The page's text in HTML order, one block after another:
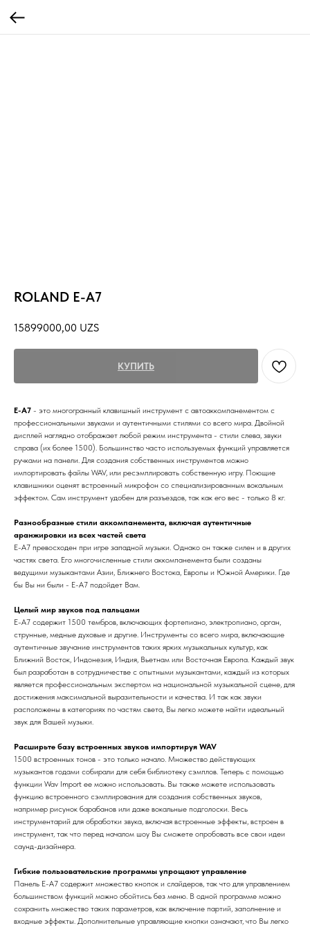
ROLAND E-A7
15899000,00 UZS
КУПИТЬ
E-A7 - это многогранный клавишный инструмент с автоаккомпанементом с
профессиональными звуками и аутентичными стилями со всего мира. Двойной
дисплей наглядно отображает любой режим инструмента - стили слева, звуки
справа (их более 1500). Большинство часто используемых функций управляется
ручками на панели. Для создания собственных инструментов можно
импортировать файлы WAV, или ресэмплировать собственную игру. Поющие
клавишники оценят встроенный микрофон со специализированным вокальным
эффектом. Сам инструмент удобен для разъездов, так как его вес - только 8 кг.
Разнообразные стили аккомпанемента, включая аутентичные
аранжировки из всех частей света
E-A7 превосходен при игре западной музыки. Однако он также силен и в других
частях света. Его многочисленные стили аккомпанемента были созданы
ведущими музыкантами Азии, Ближнего Востока, Европы и Южной Америки. Где
бы Вы ни были - E-A7 подойдет Вам.
Целый мир звуков под пальцами
E-A7 содержит 1500 тембров, включающих фортепиано, электропиано, орган,
струнные, медные духовые и другие. Инструменты со всего мира, включающие
аутентичные звучание инструментов таких ярких музыкальных культур, как
Ближний Восток, Индонезия, Индия, Вьетнам или Восточная Европа. Каждый звук
был разработан в сотрудничестве с опытными музыкантами, каждый из которых
является профессиональным экспертом на национальной музыкальной сцене, для
достижения максимальной выразительности и качества. И так как звуки
расположены в категориях по частям света, Вы легко можете найти идеальный
звук для Вашей музыки.
Расширьте базу встроенных звуков импортируя WAV
1500 встроенных тонов - это только начало. Множество действующих
музыкантов годами собирали для себя библиотеку сэмплов. Теперь с помощью
функции Wav Import ее можно использовать. Вы также можете использовать
функцию встроенного сэмплирования для создания собственных звуков,
например рисунок барабанов или даже вокальные подголоски. Весь
инструментарий для обработки звука, включая встроенные эффекты, встроен в
инструмент, так что перед началом шоу Вы сможете опробовать все свои идеи
саунд-дизайнера.
Гибкие пользовательские программы упрощают управление
Панель E-A7 содержит множество кнопок и слайдеров, так что для управлением
большинством функций можно обойтись без меню. В одной программе можно
сохранить множество таких параметров, как включение партий, заполнение и
входные эффекты. Дополнительные управляющие кнопки означают, что Вы легко